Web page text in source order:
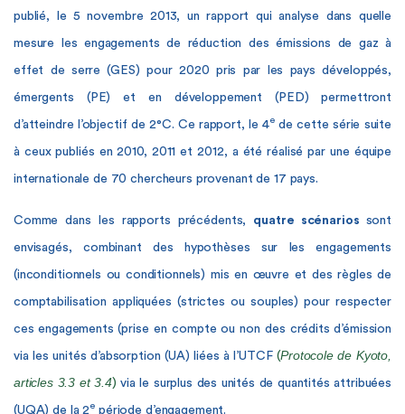
publié, le 5 novembre 2013, un rapport qui analyse dans quelle
mesure les engagements de réduction des émissions de gaz à
effet de serre (GES) pour 2020 pris par les pays développés,
émergents (PE) et en développement (PED) permettront
d’atteindre l’objectif de 2°C. Ce rapport, le 4ede cette série suite
à ceux publiés en 2010, 2011 et 2012, a été réalisé par une équipe
internationale de 70 chercheurs provenant de 17 pays.
Comme dans les rapports précédents, quatre scénarios sont
envisagés, combinant des hypothèses sur les engagements
(inconditionnels ou conditionnels) mis en œuvre et des règles de
comptabilisation appliquées (strictes ou souples) pour respecter
ces engagements (prise en compte ou non des crédits d’émission
via les unités d’absorption (UA) liées à l’UTCF(Protocole de Kyoto,
articles 3.3 et 3.4)via le surplus des unités de quantités attribuées
(UQA) de la 2 e période d’engagement.